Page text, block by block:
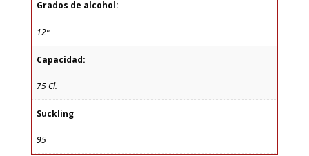
Grados de alcohol:
12º
Capacidad:
75 Cl.
Suckling
95